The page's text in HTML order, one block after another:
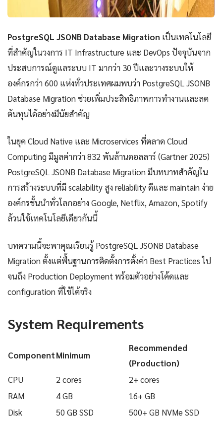
PostgreSQL JSONB Database Migration เป็นเทคโนโลยี
ที่สำคัญในวงการ IT Infrastructure และ DevOps ปัจจุบันจาก
ประสบการณ์ดูแลระบบ IT มากว่า 30 ปีและวางระบบให้
องค์กรกว่า 600 แห่งทั่วประเทศผมพบว่า PostgreSQL JSONB
Database Migration ช่วยเพิ่มประสิทธิภาพการทำงานและลด
ต้นทุนได้อย่างมีนัยสำคัญ
ในยุค Cloud Native และ Microservices ที่ตลาด Cloud
Computing มีมูลค่ากว่า 832 พันล้านดอลลาร์ (Gartner 2025)
PostgreSQL JSONB Database Migration มีบทบาทสำคัญใน
การสร้างระบบที่มี scalability สูง reliability ดีและ maintain ง่าย
องค์กรชั้นนำทั่วโลกอย่าง Google, Netflix, Amazon, Spotify
ล้วนใช้เทคโนโลยีเดียวกันนี้
บทความนี้จะพาคุณเรียนรู้ PostgreSQL JSONB Database
Migration ตั้งแต่พื้นฐานการติดตั้งการตั้งค่า Best Practices ไป
จนถึง Production Deployment พร้อมตัวอย่างโค้ดและ
configuration ที่ใช้ได้จริง
System Requirements
ComponentMinimum
Recommended
(Production)
CPU
2 cores
2+ cores
RAM
4 GB
16+ GB
Disk
50 GB SSD
500+ GB NVMe SSD